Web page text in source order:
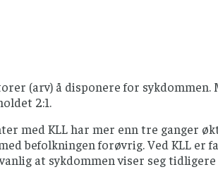
(arv) å disponere for
2:1.
med KLL har mer enn tre ganger
befolkningen forøvrig. Ved KLL er
at sykdommen viser seg